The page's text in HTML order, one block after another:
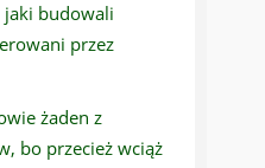
jaki budowali
przez
żaden z
bo przecież wciąż